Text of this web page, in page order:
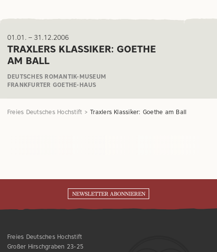
01.01. – 31.12.2006
TRAXLERS KLASSIKER: GOETHE
AM BALL
DEUTSCHES ROMANTIK-MUSEUM
FRANKFURTER GOETHE-HAUS
Freies Deutsches Hochstift Traxlers Klassiker: Goethe am Ball
NEWSLETTER ABONNIEREN
Freies Deutsches Hochstift
Großer Hirschgraben 23-25